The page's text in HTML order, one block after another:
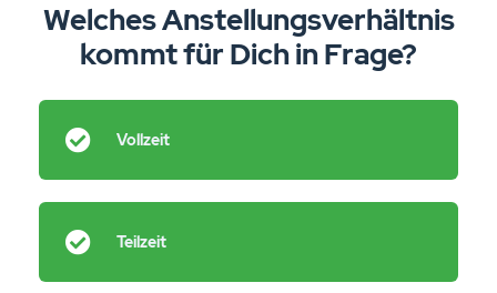
Welches Anstellungsverhältnis
kommt für Dich in Frage?
Vollzeit
Teilzeit